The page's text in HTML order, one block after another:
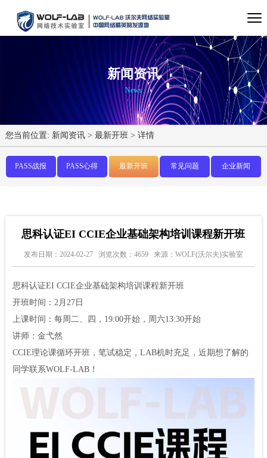
新闻资讯
News
您当前位置: 新闻资讯> 最新开班 > 详情
PASS战报 PASS心得 最新开班 常见问题 企业新闻
思科认证EI CCIE企业基础架构培训课程新开班
发布日期：2024-02-27 浏览次数：4659 来源：WOLF(沃尔夫)实验室
思科认证EI CCIE企业基础架构培训课程新开班
开班时间：2月27日
上课时间：每周二、四，19:00开始，周六13:30开始
讲师：金弋然
CCIE理论课循环开班，笔试稳定，LAB机时充足，近期想了解的
同学联系WOLF-LAB！